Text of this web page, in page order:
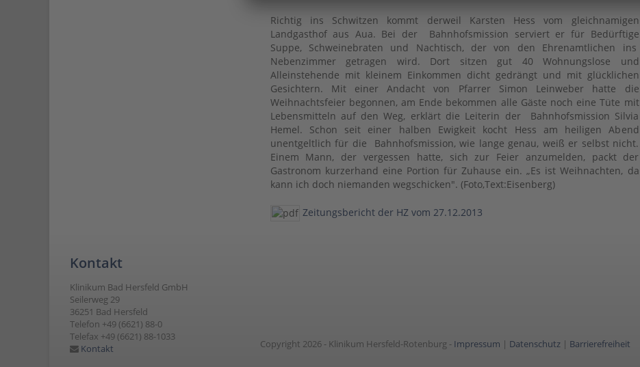
Richtig ins Schwitzen kommt derweil Karsten Hess vom gleichnamigen
Landgasthof aus Aua. Bei der Bahnhofsmission serviert er für Bedürftige
Suppe, Schweinebraten und Nachtisch, der von den Ehrenamtlichen ins
Nebenzimmer getragen wird. Dort sitzen gut 40 Wohnungslose und
Alleinstehende mit kleinem Einkommen dicht gedrängt und mit glücklichen
Gesichtern. Mit einer Andacht von Pfarrer Simon Leinweber hatte die
Weihnachtsfeier begonnen, am Ende bekommen alle Gäste noch eine Tüte mit
Lebensmitteln auf den Weg, erklärt die Leiterin der Bahnhofsmission Silvia
Hemel. Schon seit einer halben Ewigkeit kocht Hess am heiligen Abend
unentgeltlich für die Bahnhofsmission, wie lange genau, weiß er selbst nicht.
Einem Mann, der vergessen hatte, sich zur Feier anzumelden, packt der
Gastronom kurzerhand eine Portion für Zuhause ein. „Es ist Weihnachten, da
kann ich doch niemanden wegschicken". (Foto,Text:Eisenberg)
Zeitungsbericht der HZ vom 27.12.2013
Kontakt
Klinikum Bad Hersfeld GmbH
Seilerweg 29
36251 Bad Hersfeld
Telefon +49 (6621) 88-0
Telefax +49 (6621) 88-1033
Kontakt
Copyright 2026 - Klinikum Hersfeld-Rotenburg - Impressum | Datenschutz| Barrierefreiheit